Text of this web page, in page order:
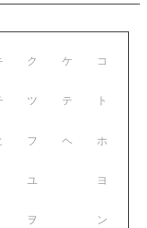
ク ケ コ
ツ テ ト
フ ヘ ホ
ユ ヨ
ヲ ン